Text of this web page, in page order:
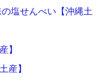
塩せんべい【沖縄土
】
産】